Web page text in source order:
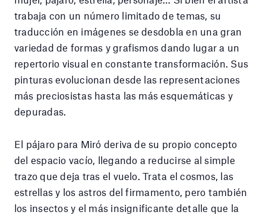
trabaja con un número limitado de temas, su
traducción en imágenes se desdobla en una gran
variedad de formas y grafismos dando lugar a un
repertorio visual en constante transformación. Sus
pinturas evolucionan desde las representaciones
más preciosistas hasta las más esquemáticas y
depuradas.
El pájaro para Miró deriva de su propio concepto
del espacio vacío, llegando a reducirse al simple
trazo que deja tras el vuelo. Trata el cosmos, las
estrellas y los astros del firmamento, pero también
los insectos y el más insignificante detalle que la